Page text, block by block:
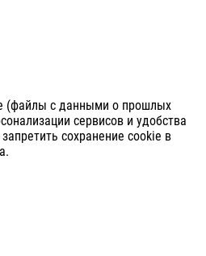
(файлы с данными о прошлых
сервисов и удобства
сохранение cookie в